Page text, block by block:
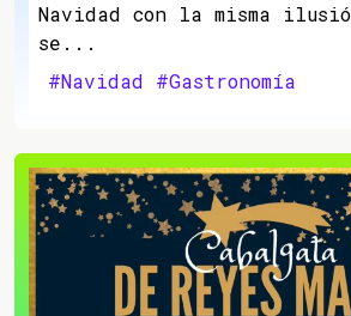
Navidad con la misma
se...
#Navidad #Gastronomía